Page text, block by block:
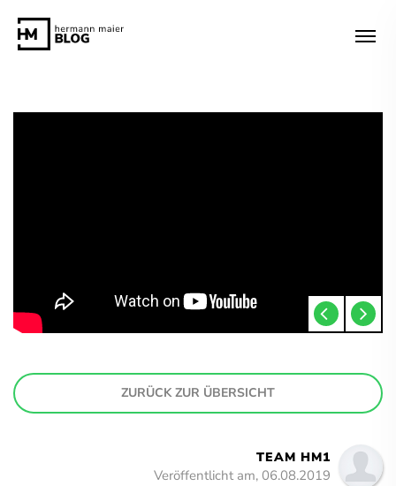
ZURÜCK ZUR ÜBERSICHT
TEAM HM1
Veröffentlicht am, 06.08.2019